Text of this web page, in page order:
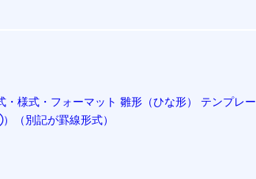
様式・フォーマット 雛形（ひな形） テンプレー
（別記が罫線形式）